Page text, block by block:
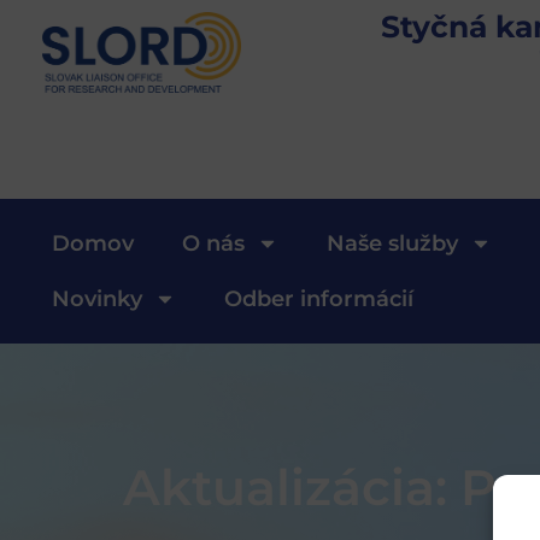
Styčná
Domov O nás Naše služby
Novinky Odber informácií
Aktualizácia: